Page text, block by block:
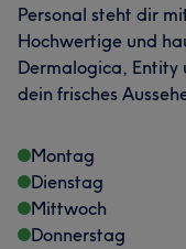
Personal steht dir
Hochwertige und
Dermalogica, Entity
dein frisches
Montag
Dienstag
Mittwoch
Donnerstag